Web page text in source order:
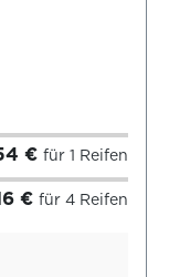
€ für 1 Reifen
€ für 4 Reifen